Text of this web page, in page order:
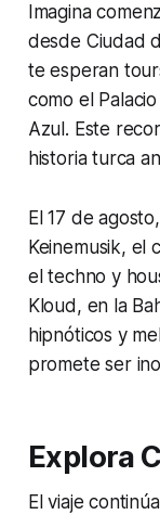
Imagina
desde Ciudad
te esperan
como el
Azul. Este
historia turca
El 17 de
Keinemusik, el
el techno y
Kloud, en la
hipnóticos y
promete ser
Explora
El viaje